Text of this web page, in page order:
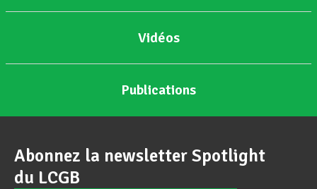
Vidéos
Publications
Abonnez la newsletter Spotlight
du LCGB